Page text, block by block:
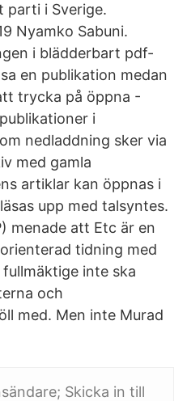
parti i Sverige.
Nyamko Sabuni.
i blädderbart pdf-
en publikation medan
trycka på öppna -
i
nedladdning sker via
med gamla
artiklar kan öppnas i
upp med talsyntes.
menade att Etc är en
tidning med
inte ska
och
med. Men inte Murad
Skicka in till